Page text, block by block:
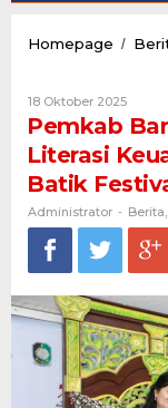
Homepage /
18 Oktober 2025Oleh
Pemkab
Literasi
Batik
Administrator - Berita,